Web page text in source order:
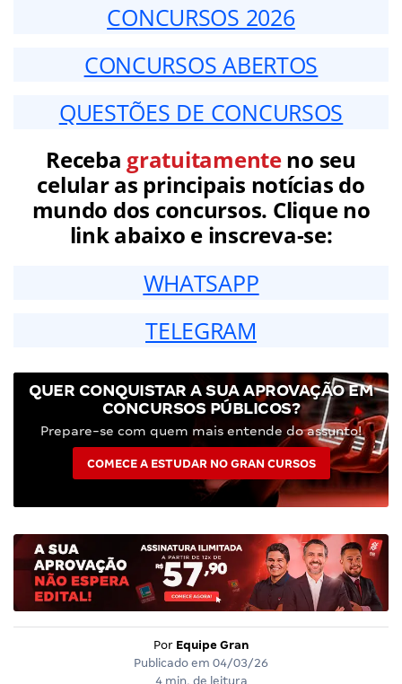
CONCURSOS 2026
CONCURSOS ABERTOS
QUESTÕES DE CONCURSOS
Receba gratuitamenteno seu
celular as principais notícias do
mundo dos concursos. Clique no
link abaixo e inscreva-se:
WHATSAPP
TELEGRAM
QUER CONQUISTAR A SUA APROVAÇÃO EM
CONCURSOS PÚBLICOS?
Prepare-se com quem mais entende do assunto!
COMECE A ESTUDAR NO GRAN CURSOS
Por Equipe Gran
Publicado em 04/03/26
4 min. de leitura